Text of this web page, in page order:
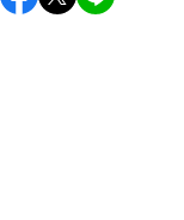
し上がりください。